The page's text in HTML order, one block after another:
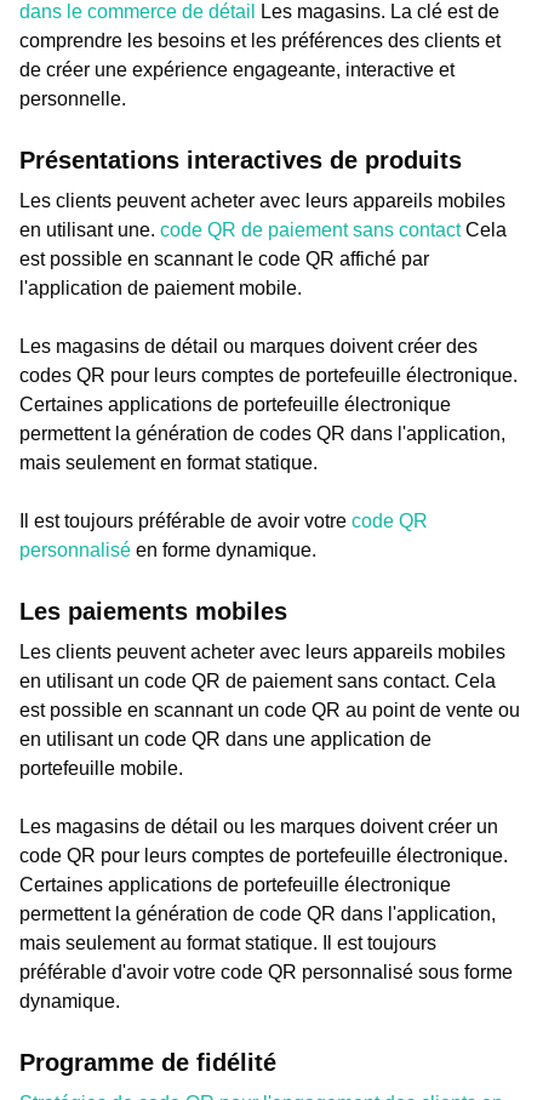
dans le commerce de détail
Les magasins. La clé est de
comprendre les besoins et les préférences des clients et
de créer une expérience engageante, interactive et
personnelle.
Présentations interactives de produits
Les clients peuvent acheter avec leurs appareils mobiles
en utilisant une. code QR de paiement sans contactCela
est possible en scannant le code QR affiché par
l'application de paiement mobile.
Les magasins de détail ou marques doivent créer des
codes QR pour leurs comptes de portefeuille électronique.
Certaines applications de portefeuille électronique
permettent la génération de codes QR dans l'application,
mais seulement en format statique.
Il est toujours préférable de avoir votre code QR
personnalisé en forme dynamique.
Les paiements mobiles
Les clients peuvent acheter avec leurs appareils mobiles
en utilisant un code QR de paiement sans contact. Cela
est possible en scannant un code QR au point de vente ou
en utilisant un code QR dans une application de
portefeuille mobile.
Les magasins de détail ou les marques doivent créer un
code QR pour leurs comptes de portefeuille électronique.
Certaines applications de portefeuille électronique
permettent la génération de code QR dans l'application,
mais seulement au format statique. Il est toujours
préférable d'avoir votre code QR personnalisé sous forme
dynamique.
Programme de fidélité